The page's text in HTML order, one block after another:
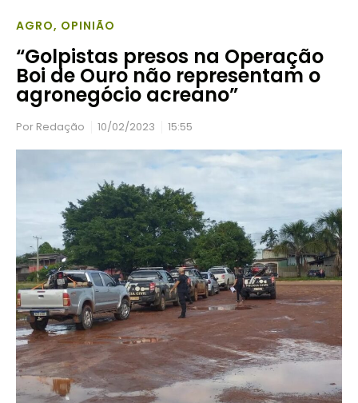
AGRO, OPINIÃO
“Golpistas presos na Operação
Boi de Ouro não representam o
agronegócio acreano”
Por Redação 10/02/2023 15:55